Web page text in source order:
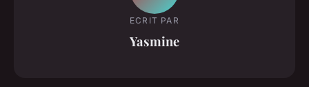
ECRIT PAR
Yasmine